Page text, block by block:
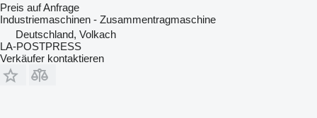
Preis auf Anfrage
Industriemaschinen - Zusammentragmaschine
Deutschland, Volkach
LA-POSTPRESS
Verkäufer kontaktieren